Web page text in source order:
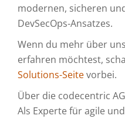
modernen, sicheren
DevSecOps‑Ansatzes.
Wenn du mehr über
erfahren möchtest,
Solutions-Seitevorbei.
Über die codecentric AG
Als Experte für agile